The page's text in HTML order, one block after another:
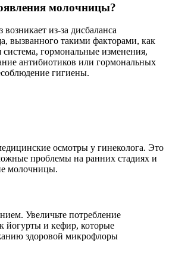
молочницы?
из-за дисбаланса
вызванного такими факторами, как
гормональные изменения,
антибиотиков или гормональных
гигиены.
осмотры у гинеколога. Это
проблемы на ранних стадиях и
молочницы.
Увеличьте потребление
йогурты и кефир, которые
здоровой микрофлоры